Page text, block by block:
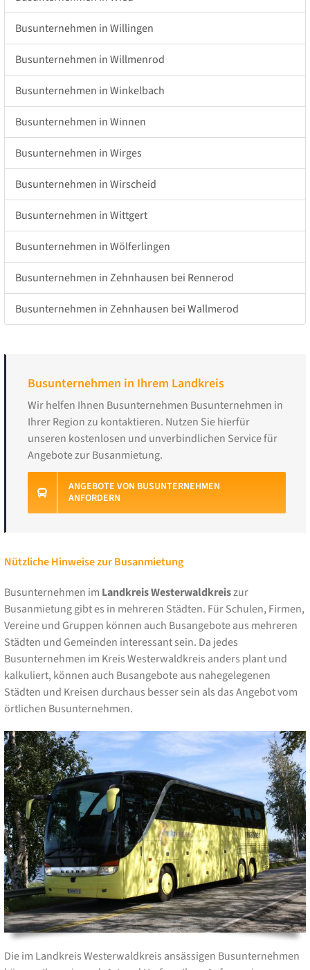
Busunternehmen in Willingen
Busunternehmen in Willmenrod
Busunternehmen in Winkelbach
Busunternehmen in Winnen
Busunternehmen in Wirges
Busunternehmen in Wirscheid
Busunternehmen in Wittgert
Busunternehmen in Wölferlingen
Busunternehmen in Zehnhausen bei Rennerod
Busunternehmen in Zehnhausen bei Wallmerod
Busunternehmen in Ihrem Landkreis
Wir helfen Ihnen Busunternehmen Busunternehmen in
Ihrer Region zu kontaktieren. Nutzen Sie hierfür
unseren kostenlosen und unverbindlichen Service für
Angebote zur Busanmietung.
ANGEBOTE VON BUSUNTERNEHMEN
ANFORDERN
Nützliche Hinweise zur Busanmietung
Busunternehmen im Landkreis Westerwaldkreiszur
Busanmietung gibt es in mehreren Städten. Für Schulen, Firmen,
Vereine und Gruppen können auch Busangebote aus mehreren
Städten und Gemeinden interessant sein. Da jedes
Busunternehmen im Kreis Westerwaldkreis anders plant und
kalkuliert, können auch Busangebote aus nahegelegenen
Städten und Kreisen durchaus besser sein als das Angebot vom
örtlichen Busunternehmen.
Die im Landkreis Westerwaldkreis ansässigen Busunternehmen